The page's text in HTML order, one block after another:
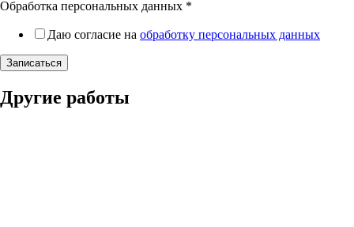
Обработка персональных данных *
Даю согласие на обработку персональных данных
Записаться
Другие работы